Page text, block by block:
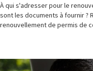
À qui s'adresser pour le
sont les documents à fournir ?
renouvellement de permis de